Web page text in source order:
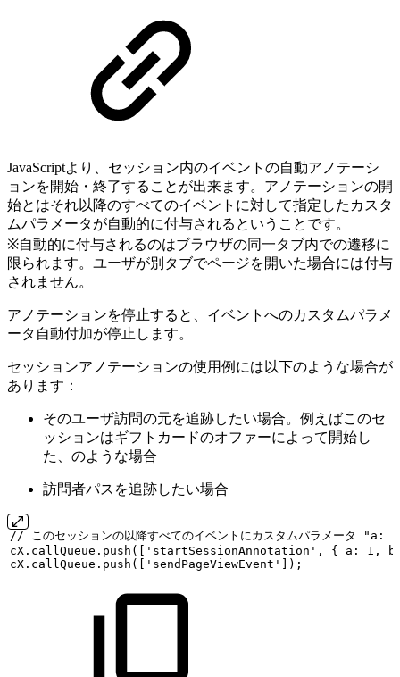
JavaScriptより、セッション内のイベントの自動アノテーシ
ョンを開始・終了することが出来ます。アノテーションの開
始とはそれ以降のすべてのイベントに対して指定したカスタ
ムパラメータが自動的に付与されるということです。
※自動的に付与されるのはブラウザの同一タブ内での遷移に
限られます。ユーザが別タブでページを開いた場合には付与
されません。
アノテーションを停止すると、イベントへのカスタムパラメ
ータ自動付加が停止します。
セッションアノテーションの使用例には以下のような場合が
あります：
そのユーザ訪問の元を追跡したい場合。例えばこのセ
ッションはギフトカードのオファーによって開始し
た、のような場合
訪問者パスを追跡したい場合
// このセッションの以降すべてのイベントにカスタムパラメータ "a:
cX.callQueue.push(['startSessionAnnotation',
{ a: 1,
cX.callQueue.push(['sendPageViewEvent']);